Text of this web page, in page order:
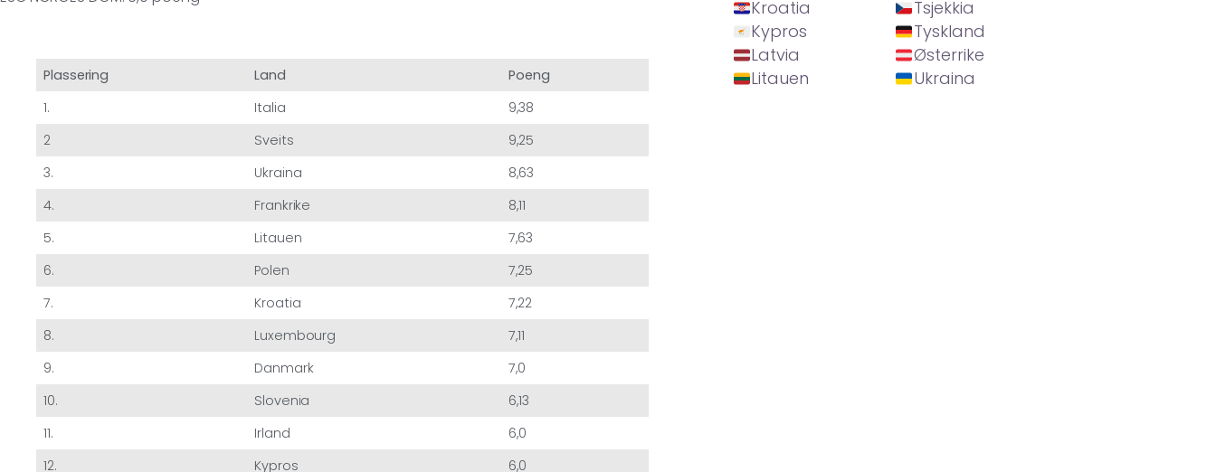
Plassering Land
Poeng
1.
Italia
9,38
2
Sveits
9,25
3.
Ukraina
8,63
4.
Frankrike
8,11
5.
Litauen
7,63
6.
Polen
7,25
7.
Kroatia
7,22
8.
Luxembourg
7,11
9.
Danmark
7,0
10.
Slovenia
6,13
11.
Irland
6,0
12.
Kypros
6,0
Kroatia
Kypros
Latvia
Litauen
Tsjekkia
Tyskland
Østerrike
Ukraina